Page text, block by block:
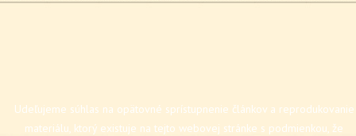
Udeľujeme súhlas na opätovné sprístupnenie článkov a reprodukovanie
materiálu, ktorý existuje na tejto webovej stránke s podmienkou, že